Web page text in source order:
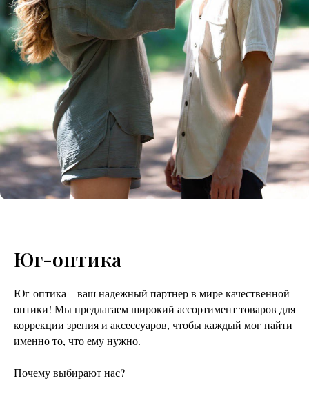
Юг-оптика
Юг-оптика – ваш надежный партнер в мире качественной
оптики! Мы предлагаем широкий ассортимент товаров для
коррекции зрения и аксессуаров, чтобы каждый мог найти
именно то, что ему нужно.
Почему выбирают нас?